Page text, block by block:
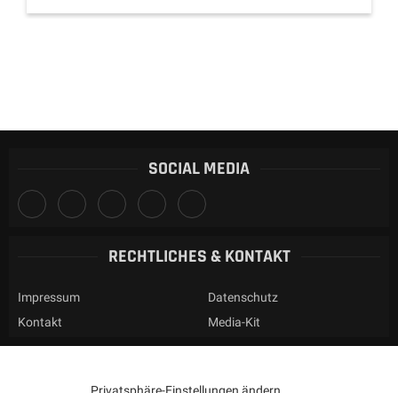
SOCIAL MEDIA
RECHTLICHES & KONTAKT
Impressum
Datenschutz
Kontakt
Media-Kit
Privatsphäre-Einstellungen ändern